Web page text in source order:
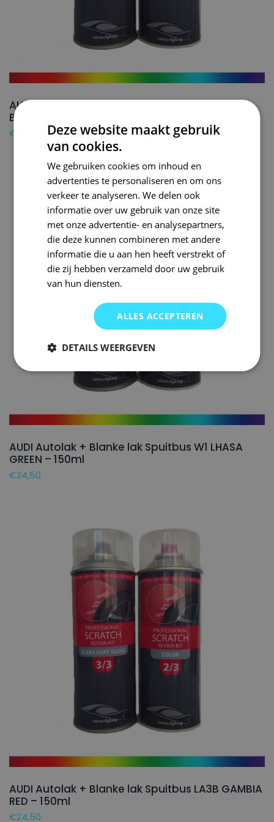
AUDI Autolak + Blanke lak Spuitbus T3 MERIAN
BROWN – 150ml
€
AUDI Autolak + Blanke lak Spuitbus W1 LHASA
GREEN – 150ml
€24,50
AUDI Autolak + Blanke lak Spuitbus LA3B GAMBIA
RED – 150ml
€24,50
Deze website maakt gebruik
van cookies.
We gebruiken cookies om inhoud en
advertenties te personaliseren en om ons
verkeer te analyseren. We delen ook
informatie over uw gebruik van onze site
met onze advertentie- en analysepartners,
die deze kunnen combineren met andere
informatie die u aan hen heeft verstrekt of
die zij hebben verzameld door uw gebruik
van hun diensten.
ALLES ACCEPTEREN
DETAILS WEERGEVEN